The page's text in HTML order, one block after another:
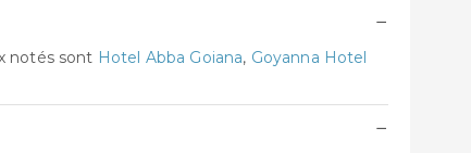
−
notés sont Hotel Abba Goiana, Goyanna Hotel
−